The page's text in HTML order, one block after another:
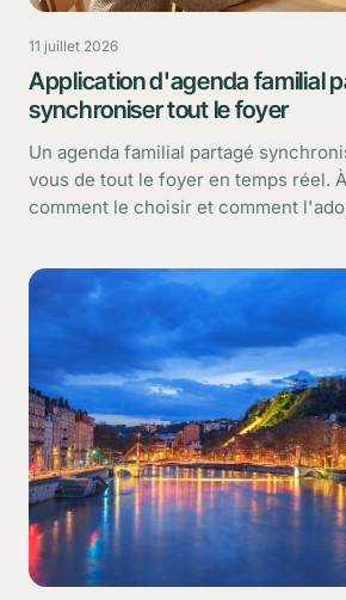
11 juillet 2026
Application d'agenda familial
synchroniser tout le foyer
Un agenda familial partagé
vous de tout le foyer en temps réel.
comment le choisir et comment